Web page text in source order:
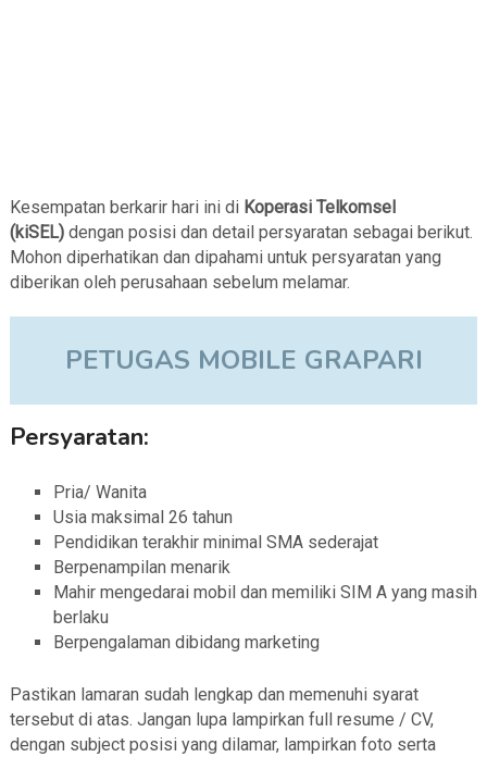
Kesempatan berkarir hari ini di Koperasi Telkomsel
(kiSEL)dengan posisi dan detail persyaratan sebagai berikut.
Mohon diperhatikan dan dipahami untuk persyaratan yang
diberikan oleh perusahaan sebelum melamar.
PETUGAS MOBILE GRAPARI
Persyaratan:
Pria/ Wanita
Usia maksimal 26 tahun
Pendidikan terakhir minimal SMA sederajat
Berpenampilan menarik
Mahir mengedarai mobil dan memiliki SIM A yang masih
berlaku
Berpengalaman dibidang marketing
Pastikan lamaran sudah lengkap dan memenuhi syarat
tersebut di atas. Jangan lupa lampirkan full resume / CV,
dengan subject posisi yang dilamar, lampirkan foto serta